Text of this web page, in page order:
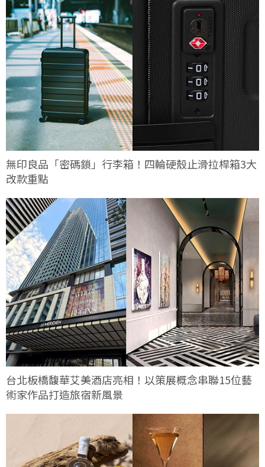
無印良品「密碼鎖」行李箱！四輪硬殼止滑拉桿箱3大
改款重點
台北板橋馥華艾美酒店亮相！以策展概念串聯15位藝
術家作品打造旅宿新風景